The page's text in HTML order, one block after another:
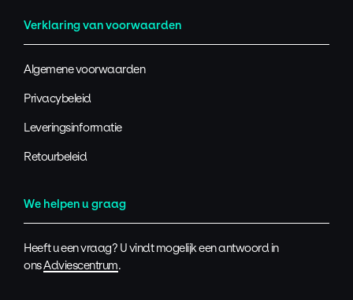
Verklaring van voorwaarden
Algemene voorwaarden
Privacybeleid
Leveringsinformatie
Retourbeleid
We helpen u graag
Heeft u een vraag? U vindt mogelijk een antwoord in
onsAdviescentrum.